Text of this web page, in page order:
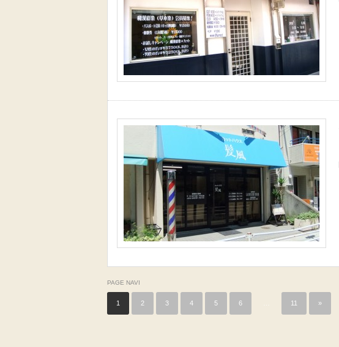
PAGE NAVI
1 2 3 4 5 6 11 »